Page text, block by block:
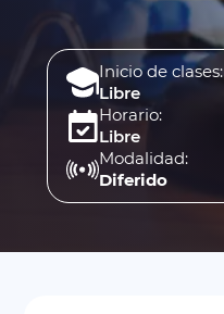
Inicio de clases:
Libre
Horario:
Libre
Modalidad:
Diferido